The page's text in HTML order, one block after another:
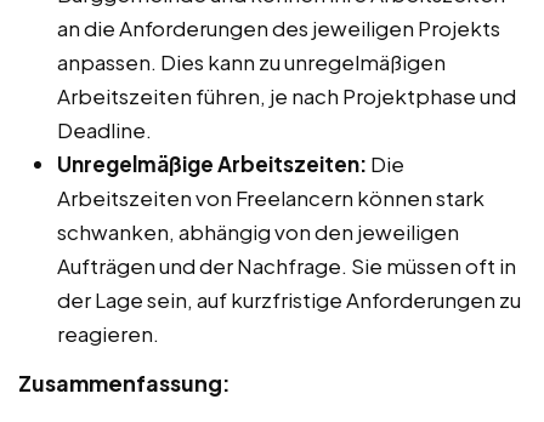
an die Anforderungen des jeweiligen Projekts
anpassen. Dies kann zu unregelmäßigen
Arbeitszeiten führen, je nach Projektphase und
Deadline.
Unregelmäßige Arbeitszeiten: Die
Arbeitszeiten von Freelancern können stark
schwanken, abhängig von den jeweiligen
Aufträgen und der Nachfrage. Sie müssen oft in
der Lage sein, auf kurzfristige Anforderungen zu
reagieren.
Zusammenfassung: